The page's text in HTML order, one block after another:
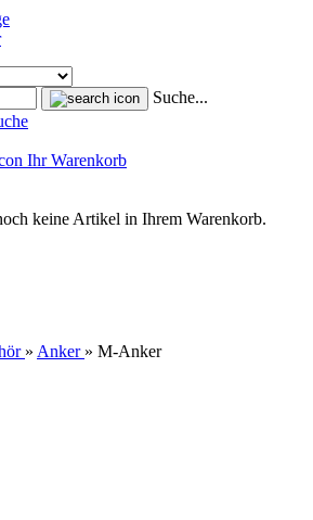
Suche...
Ihr Warenkorb
keine Artikel in Ihrem Warenkorb.
» Anker » M-Anker